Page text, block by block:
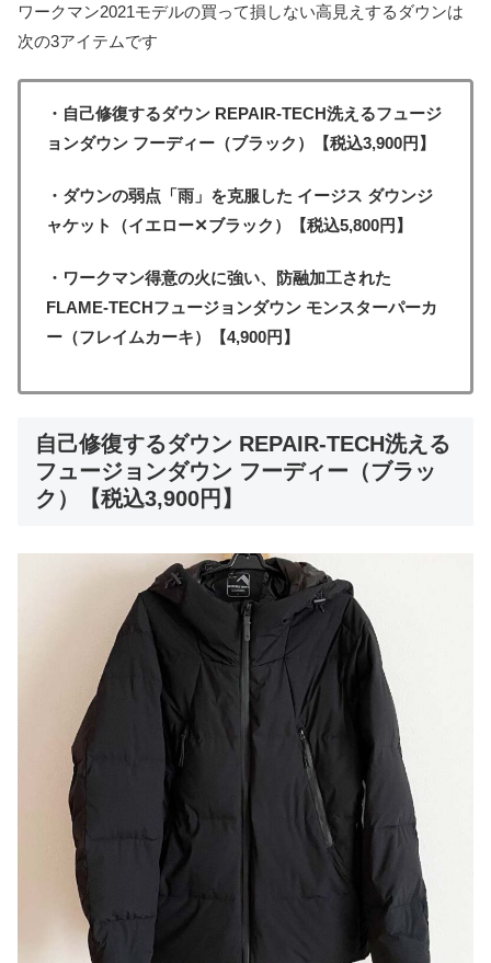
ワークマン2021モデルの買って損しない高見えするダウンは
次の3アイテムです
・自己修復するダウン REPAIR-TECH洗えるフュージ
ョンダウン フーディー（ブラック）【税込3,900円】
・ダウンの弱点「雨」を克服した イージス ダウンジ
ャケット（イエロー✕ブラック）【税込5,800円】
・ワークマン得意の火に強い、防融加工された
FLAME-TECHフュージョンダウン モンスターパーカ
ー（フレイムカーキ）【4,900円】
自己修復するダウン REPAIR-TECH洗える
フュージョンダウン フーディー（ブラッ
ク）【税込3,900円】